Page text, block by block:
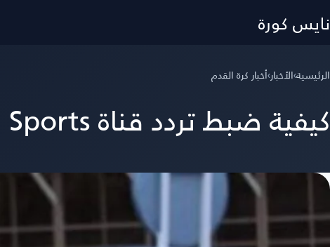
نايس كورة
الرئيسية›الأخبار›أخبار كرة القدم
كيفية ضبط تردد قناة beIN Sports المفتوحة لمتابعة مباراة مصر وأستراليا